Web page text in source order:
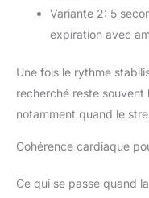
Variante 2: 5
expiration avec
Une fois le rythme
recherché reste souvent
notamment quand le
Cohérence cardiaque
Ce qui se passe quand